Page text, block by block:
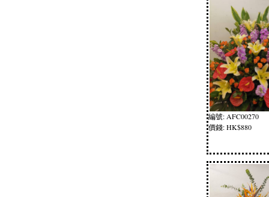
編號: AFC00270
價錢: HK$880